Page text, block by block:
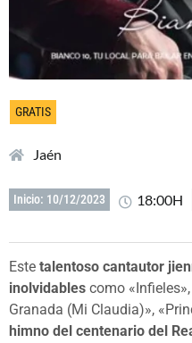
GRATIS
Jaén
Inicio: 10/12/2023 18:00H
Este talentoso cantautor
inolvidables como
Granada (Mi Claudia)»,
himno del centenario del